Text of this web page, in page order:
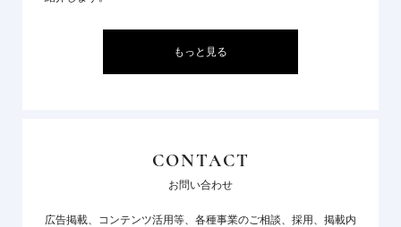
もっと見る
CONTACT
お問い合わせ
広告掲載、コンテンツ活用等、各種事業のご相談、採用、掲載内